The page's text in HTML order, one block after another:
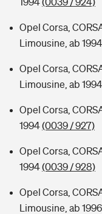
Opel Corsa,
Limousine, ab 1994
Opel Corsa,
Limousine, ab 1994
Opel Corsa,
1994(0039 / 927)
Opel Corsa,
1994(0039 / 928)
Opel Corsa,
Limousine, ab 1996